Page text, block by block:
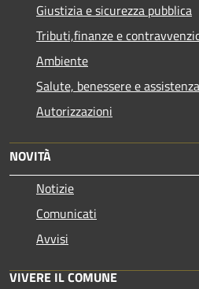
Giustizia e sicurezza pubblica
Tributi,finanze e
Ambiente
Salute, benessere e assistenza
Autorizzazioni
NOVITÀ
Notizie
Comunicati
Avvisi
VIVERE IL COMUNE